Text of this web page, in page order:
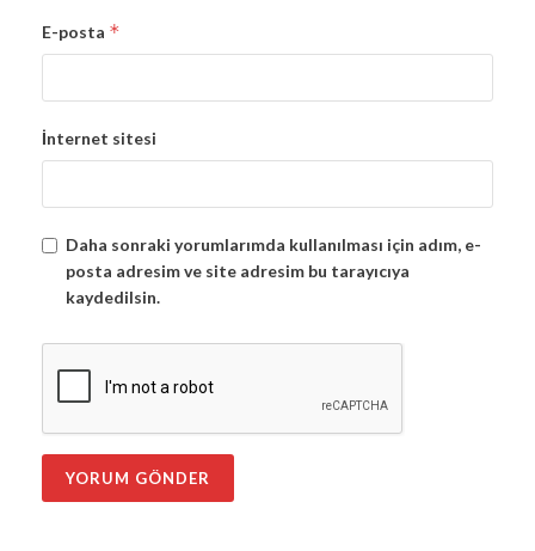
E-posta *
İnternet sitesi
Daha sonraki yorumlarımda kullanılması için adım, e-
posta adresim ve site adresim bu tarayıcıya
kaydedilsin.